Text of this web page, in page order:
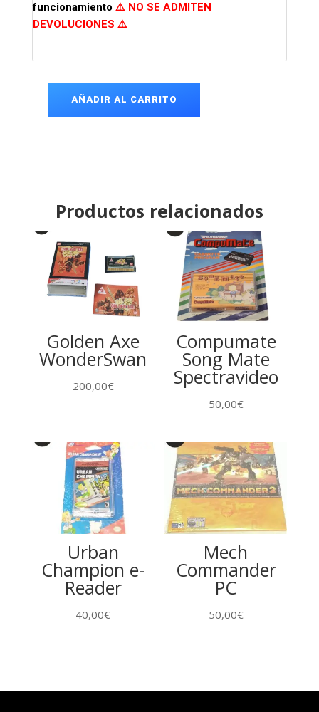
funcionamiento ⚠️ NO SE ADMITEN
DEVOLUCIONES ⚠️
AÑADIR AL CARRITO
Productos relacionados
Golden Axe
WonderSwan
200,00€
Compumate
Song Mate
Spectravideo
50,00€
Urban
Champion e-
Reader
40,00€
Mech
Commander
PC
50,00€